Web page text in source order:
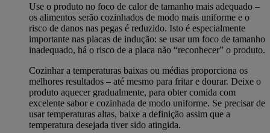
Use o produto no foco de calor de tamanho mais adequado –
os alimentos serão cozinhados de modo mais uniforme e o
risco de danos nas pegas é reduzido. Isto é especialmente
importante nas placas de indução: se usar um foco de tamanho
inadequado, há o risco de a placa não “reconhecer” o produto.
Cozinhar a temperaturas baixas ou médias proporciona os
melhores resultados – até mesmo para fritar e dourar. Deixe o
produto aquecer gradualmente, para obter comida com
excelente sabor e cozinhada de modo uniforme. Se precisar de
usar temperaturas altas, baixe a definição assim que a
temperatura desejada tiver sido atingida.